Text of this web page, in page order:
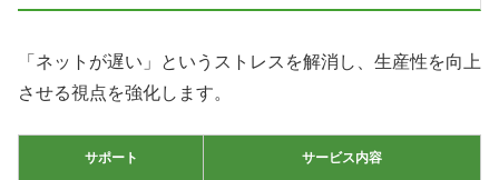
「ネットが遅い」というストレスを解消し、生産性を向上
させる視点を強化します。
サポート サービス内容